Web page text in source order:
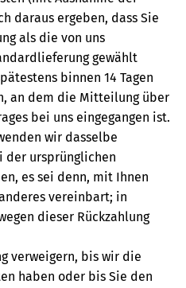
daraus ergeben, dass Sie
als die von uns
gewählt
binnen 14 Tagen
an dem die Mitteilung über
bei uns eingegangen ist.
wir dasselbe
der ursprünglichen
es sei denn, mit Ihnen
vereinbart; in
dieser Rückzahlung
verweigern, bis wir die
haben oder bis Sie den